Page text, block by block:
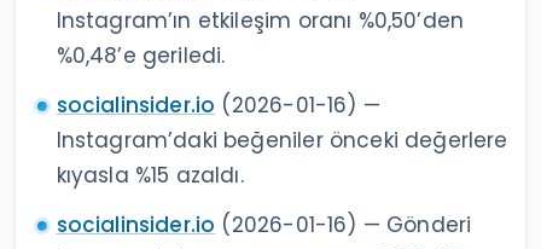
kaydetme, paylaşım, profil ziyareti ve takipçi
değişimine göre ayarlayın.
Takipçi sayısındaki günlük dalgalanma
normal midir?
Evet, küçük günlük değişimler normal olabilir.
Üst üste devam eden veya belirli